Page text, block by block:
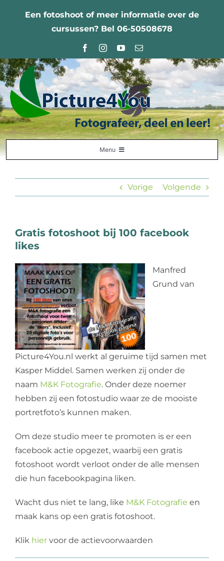
Een fotoshoot of meer informatie over de
cursussen? Bel 06-50508678
Menu
Web design
Contact
Vorige Volgende
Gratis fotoshoot bij 100 facebook
likes
Manfred
Grund van
Picture4You.nl werkt al geruime tijd samen met
Kasper Middel. Samen werken zij onder de
naam M&K Fotografie. Onder deze noemer
hebben zij een fotostudio waar ze de mooiste
portretfoto’s kunnen maken.
Om deze studio meer te promoten is er een
facebook actie opgezet, waarbij een gratis
fotoshoot wordt verloot onder de alle mensen
die hun facebookpagina liken.
Wacht dus niet te lang, like M&K Fotografie en
maak kans op een gratis fotoshoot.
Klik hier voor de actievoorwaarden